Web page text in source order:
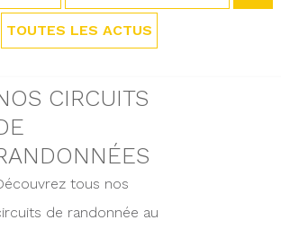
TOUTES LES ACTUS
CIRCUITS
tous nos
de randonnée au